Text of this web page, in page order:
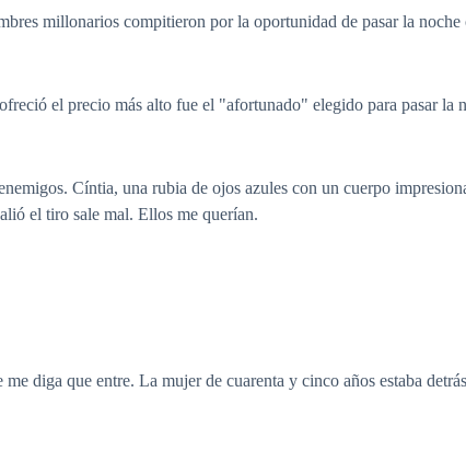
millonarios compitieron por la oportunidad de pasar la
el precio más alto fue el "afortunado" elegido para pasar la
Cíntia, una rubia de ojos azules con un cuerpo
el tiro sale mal. Ellos me querían.
diga que entre. La mujer de cuarenta y cinco años estaba